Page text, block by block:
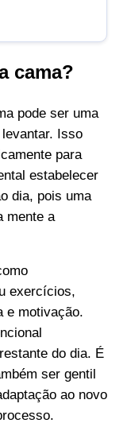
cama?
pode ser uma
Isso
para
estabelecer
dia, pois uma
mente a
exercícios,
e motivação.
do dia. É
ser gentil
ao novo